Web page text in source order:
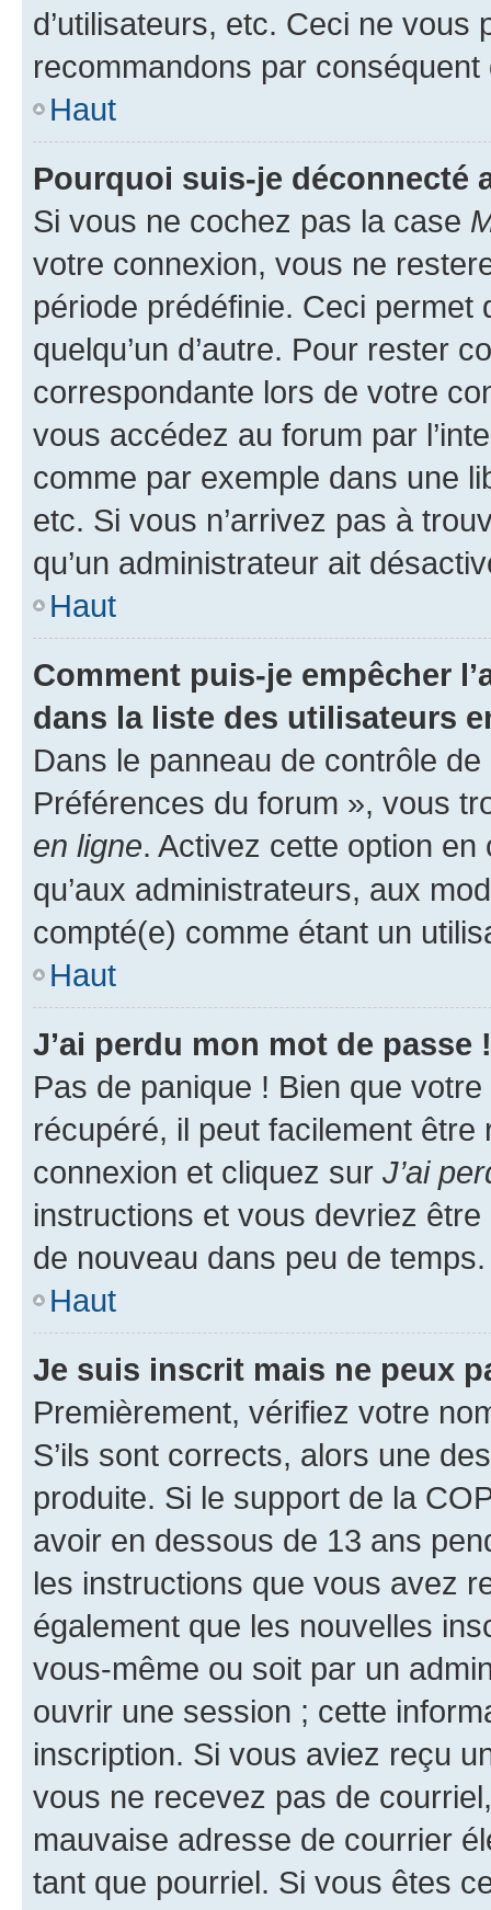
d’utilisateurs, etc. Ceci ne vous
recommandons par conséquent
Haut
Pourquoi suis-je déconnecté
Si vous ne cochez pas la case
votre connexion, vous ne
période prédéfinie. Ceci permet
quelqu’un d’autre. Pour rester
correspondante lors de votre
vous accédez au forum par
comme par exemple dans une
etc. Si vous n’arrivez pas à
qu’un administrateur ait
Haut
Comment puis-je empêcher
dans la liste des utilisateurs
Dans le panneau de contrôle
Préférences du forum », vous
en ligne. Activez cette option
qu’aux administrateurs, aux
compté(e) comme étant un
Haut
J’ai perdu mon mot de passe !
Pas de panique ! Bien que
récupéré, il peut facilement
connexion et cliquez sur J’ai
instructions et vous devriez
de nouveau dans peu de temps.
Haut
Je suis inscrit mais ne peux
Premièrement, vérifiez votre
S’ils sont corrects, alors une
produite. Si le support de la
avoir en dessous de 13 ans
les instructions que vous avez
également que les nouvelles
vous-même ou soit par un
ouvrir une session ; cette
inscription. Si vous aviez reçu
vous ne recevez pas de
mauvaise adresse de courrier
tant que pourriel. Si vous êtes